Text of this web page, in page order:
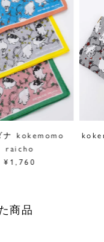
ナ kokemomo
raicho
¥1,760
商品